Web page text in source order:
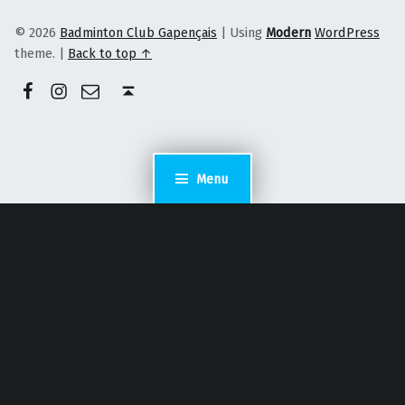
Menu
© 2026 Badminton Club Gapençais Using Modern WordPress
theme.
Back to top ↑